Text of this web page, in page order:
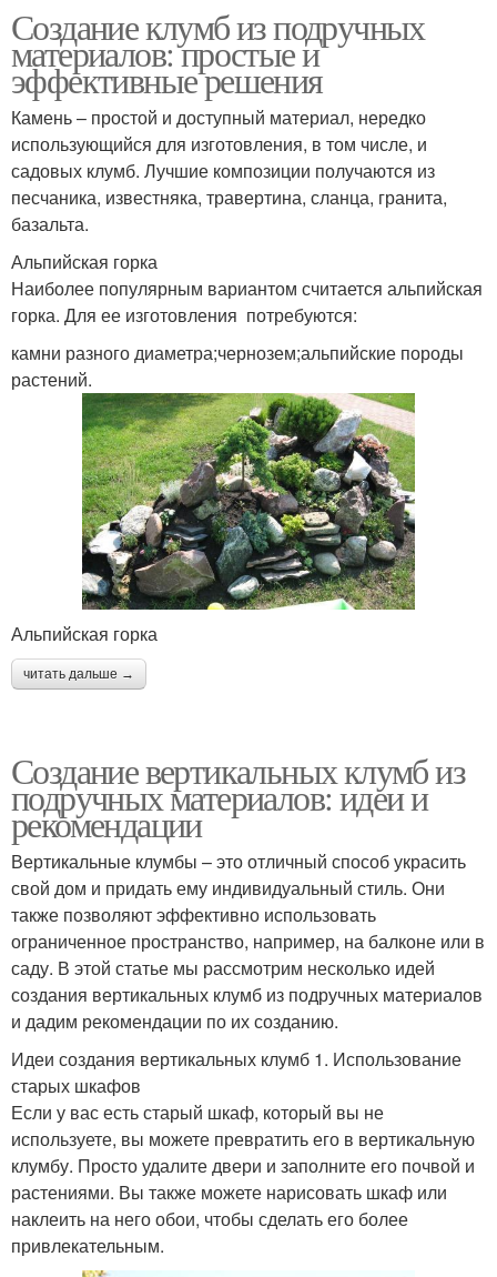
Создание клумб из подручных
материалов: простые и
эффективные решения
Камень – простой и доступный материал, нередко
использующийся для изготовления, в том числе, и
садовых клумб. Лучшие композиции получаются из
песчаника, известняка, травертина, сланца, гранита,
базальта.
Альпийская горка
Наиболее популярным вариантом считается альпийская
горка. Для ее изготовления потребуются:
камни разного диаметра;чернозем;альпийские породы
растений.
Альпийская горка
читать дальше →
Создание вертикальных клумб из
подручных материалов: идеи и
рекомендации
Вертикальные клумбы – это отличный способ украсить
свой дом и придать ему индивидуальный стиль. Они
также позволяют эффективно использовать
ограниченное пространство, например, на балконе или в
саду. В этой статье мы рассмотрим несколько идей
создания вертикальных клумб из подручных материалов
и дадим рекомендации по их созданию.
Идеи создания вертикальных клумб 1. Использование
старых шкафов
Если у вас есть старый шкаф, который вы не
используете, вы можете превратить его в вертикальную
клумбу. Просто удалите двери и заполните его почвой и
растениями. Вы также можете нарисовать шкаф или
наклеить на него обои, чтобы сделать его более
привлекательным.